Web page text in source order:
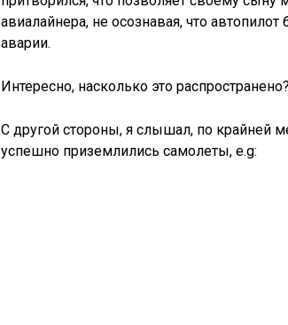
авиалайнера, не осознавая, что
аварии.
Интересно, насколько это
С другой стороны, я слышал, по крайней
успешно приземлились самолеты, e.g: